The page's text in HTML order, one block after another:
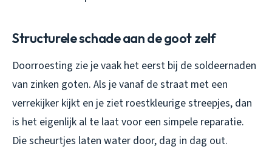
Structurele schade aan de goot zelf
Doorroesting zie je vaak het eerst bij de soldeernaden
van zinken goten. Als je vanaf de straat met een
verrekijker kijkt en je ziet roestkleurige streepjes, dan
is het eigenlijk al te laat voor een simpele reparatie.
Die scheurtjes laten water door, dag in dag out.